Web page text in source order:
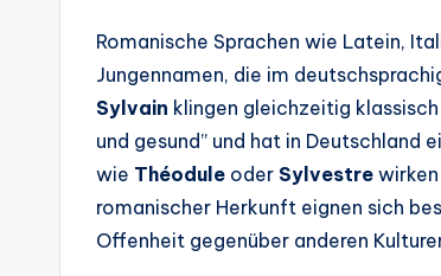
Romanische Sprachen wie Latein,
Jungennamen, die im
Sylvain klingen gleichzeitig
und gesund” und hat in Deutschland
wie Théodule oder Sylvestre
romanischer Herkunft eignen sich
Offenheit gegenüber anderen